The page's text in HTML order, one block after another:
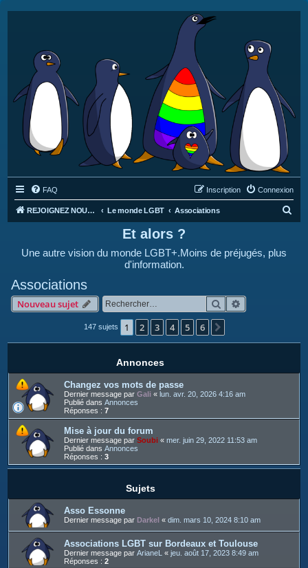
FAQ Connexion
Inscription
REJOIGNEZ NOUS SUR DISCORD : https://discord.gg/4C2Bvub Le monde LGBT Associations
e
Et alors ?
Une autre vision du monde LGBT+.Moins de préjugés, plus
d'information.
Associations
Nouveau sujet Rechercher
147 sujets 1 2 3 4 5 6
Annonces
Changez vos mots de passe
Dernier message par Gali « lun. avr. 20, 2026 4:16 am
Publié dans Annonces
Réponses : 7
Mise à jour du forum
Dernier message par Soubi « mer. juin 29, 2022 11:53 am
Publié dans Annonces
Réponses : 3
Sujets
Asso Essonne
Dernier message par Darkel « dim. mars 10, 2024 8:10 am
Associations LGBT sur Bordeaux et Toulouse
Dernier message par ArianeL « jeu. août 17, 2023 8:49 am
Réponses : 2